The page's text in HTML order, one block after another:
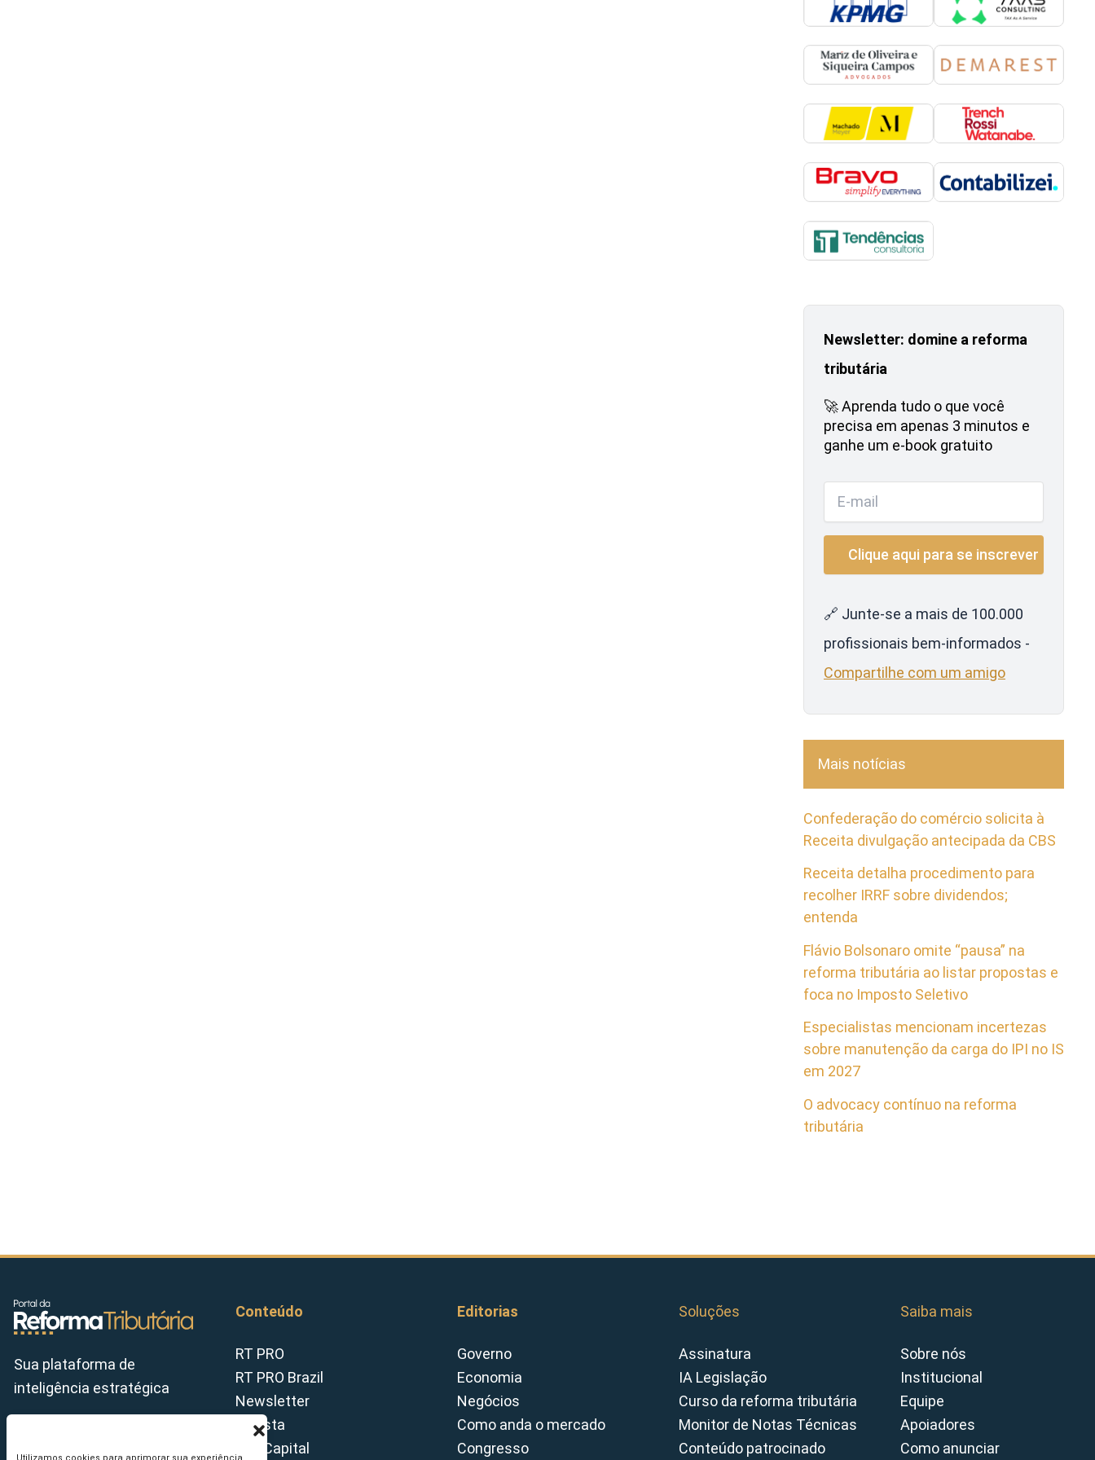
Newsletter: domine a reforma
tributária
🚀 Aprenda tudo o que você
precisa em apenas 3 minutos e
ganhe um e-book gratuito
🔗 Junte-se a mais de 100.000
profissionais bem-informados -
Compartilhe com um amigo
Mais notícias
Confederação do comércio solicita à
Receita divulgação antecipada da CBS
Receita detalha procedimento para
recolher IRRF sobre dividendos;
entenda
Flávio Bolsonaro omite “pausa” na
reforma tributária ao listar propostas e
foca no Imposto Seletivo
Especialistas mencionam incertezas
sobre manutenção da carga do IPI no IS
em 2027
O advocacy contínuo na reforma
tributária
Sua plataforma de
inteligência estratégica
Conteúdo
RT PRO
RT PRO Brazil
Newsletter
Revista
Tax Capital
Editorias
Governo
Economia
Negócios
Como anda o mercado
Congresso
Soluções
Assinatura
IA Legislação
Curso da reforma tributária
Monitor de Notas Técnicas
Conteúdo patrocinado
Saiba mais
Sobre nós
Institucional
Equipe
Apoiadores
Como anunciar